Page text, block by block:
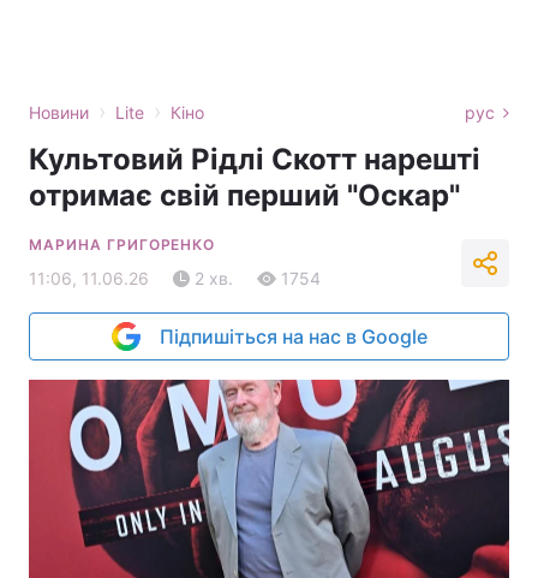
Новини › Lite › Кіно рус
Культовий Рідлі Скотт нарешті
отримає свій перший "Оскар"
МАРИНА ГРИГОРЕНКО
11:06, 11.06.26 2 хв. 1754
Підпишіться на нас в Google